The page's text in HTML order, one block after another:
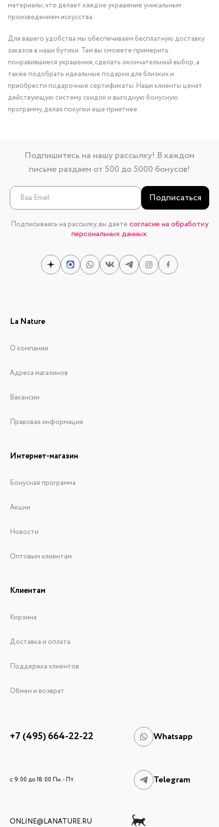
материалы, что делает каждое украшение уникальным
произведением искусства.
Для вашего удобства мы обеспечиваем бесплатную доставку
заказов в наши бутики. Там вы сможете примерить
понравившиеся украшения, сделать окончательный выбор, а
также подобрать идеальные подарки для близких и
приобрести подарочные сертификаты. Наши клиенты ценят
действующую систему скидок и выгодную бонусную
программу, делая покупки еще приятнее.
Подпишитесь на нашу рассылку! В каждом
письме раздаем от 500 до 5000 бонусов!
Подписаться
Подписываясь на рассылку, вы даете согласие на обработку
персональных данных.
La Nature
О компании
Адреса магазинов
Вакансии
Правовая информация
Интернет-магазин
Бонусная программа
Акции
Новости
Оптовым клиентам
Клиентам
Корзина
Доставка и оплата
Поддержка клиентов
Обмен и возврат
+7 (495) 664-22-22 Whatsapp
c 9:00 до 18:00 Пн. - Пт. Telegram
ONLINE@LANATURE.RU